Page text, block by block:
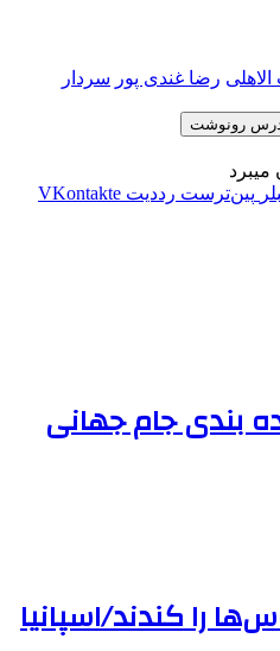
رضا غندی پور سردار
رونوشت
‫پین‌ترست ‫رددیت ‫VKontakte
بندی جام جهانی
را کندند/اسپانیا